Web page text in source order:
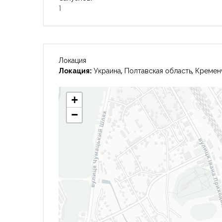
1
Локация
Локация: Украина, Полтавская область,
+
−